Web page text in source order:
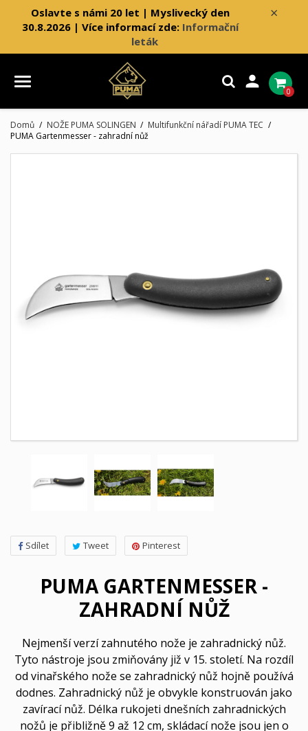
×
Oslavte s námi 20 let | Myslivecký den
30.8.2026 | Více informací zde: Informační
leták

0
Domů NOŽE PUMA SOLINGEN
Multifunkční nářadí PUMA TEC
PUMA Gartenmesser - zahradní nůž
Sdílet Tweet Pinterest
PUMA GARTENMESSER -
ZAHRADNÍ NŮŽ
Nejmenší verzí zahnutého nože je zahradnický nůž.
Tyto nástroje jsou zmiňovány již v 15. století. Na rozdíl
od vinařského nože se zahradnický nůž hojně používá
dodnes. Zahradnický nůž je obvykle konstruován jako
zavírací nůž. Délka rukojeti dnešních zahradnických
nožů je přibližně 9 až 12 cm, skládací nože jsou jen o